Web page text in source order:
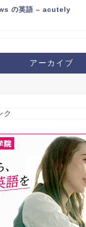
の英語 – acutely
アーカイブ
ク